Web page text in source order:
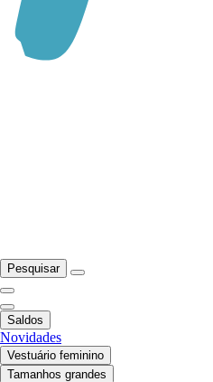
Pesquisar
Saldos
Novidades
Vestuário feminino
Tamanhos grandes